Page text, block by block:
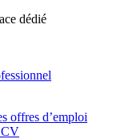
dédié
offres d’emploi
CV